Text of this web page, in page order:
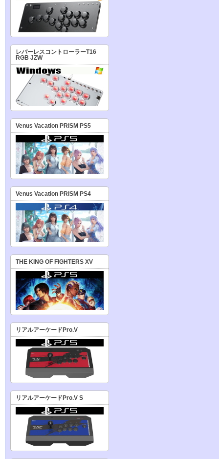
レバーレスコントローラーT16
RGB JZW
Venus Vacation PRISM PS5
Venus Vacation PRISM PS4
THE KING OF FIGHTERS XV
リアルアーケードPro.V
リアルアーケードPro.V S